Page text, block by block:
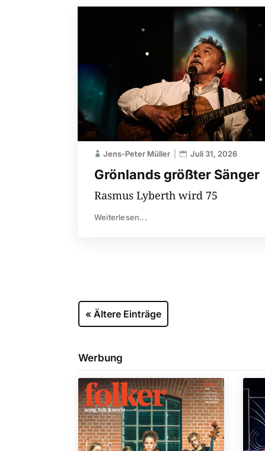
Grönlands größter Sänger
Jens-Peter Müller Juli 31, 2026
Rasmus Lyberth wird 75
Weiterlesen...
« Ältere Einträge
Werbung